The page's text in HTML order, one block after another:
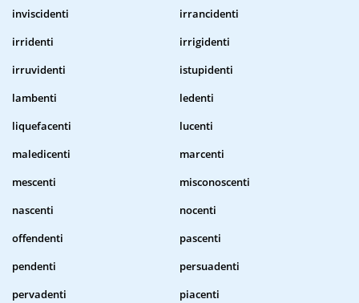
inviscidenti
irrancidenti
irridenti
irrigidenti
irruvidenti
istupidenti
lambenti
ledenti
liquefacenti
lucenti
maledicenti
marcenti
mescenti
misconoscenti
nascenti
nocenti
offendenti
pascenti
pendenti
persuadenti
pervadenti
piacenti